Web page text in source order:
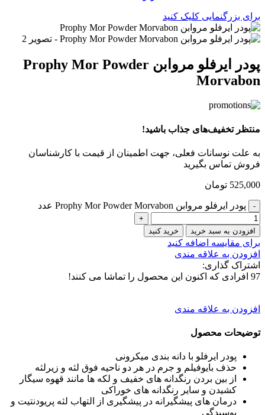
برای بزرگنمایی کلیک کنید
پودر ایرفلو مروابن Prophy Mor Powder
Morvabon
منتظر تخفیف‌های جذاب باشید!
به علت نوسانات فعلی، جهت اطمینان از قیمت با کارشناسان
فروش تماس بگیرید
525,000 تومان
پودر ایرفلو مروابن Prophy Mor Powder Morvabon عدد
افزودن به سبد خرید خرید کنید
برای مقایسه اضافه کنید
افزودن به علاقه مندی
اشتراک گذاری:
97 افرادی که اکنون این محصول را تماشا می کنند!
افزودن به علاقه مندی
توضیحات محصول
پودر ایرفلو با دانه بندی میکرونی
حذف بایوفیلم و جرم در هر دو ناحیه فوق لثه و زیرلثه
از بین بردن رنگدانه های خفیف و لکه ها مانند قهوه سیگار
کشیدن و سایر رنگدانه های خوراکی
درمان های پیشگیرانه در پیشگیری از التهاب لثه پریودنتیت و
پوسیدگی